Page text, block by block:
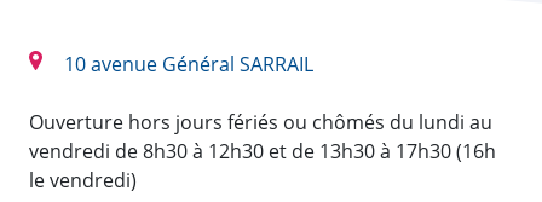
10 avenue Général SARRAIL
Ouverture hors jours fériés ou chômés du lundi au
vendredi de 8h30 à 12h30 et de 13h30 à 17h30 (16h
le vendredi)